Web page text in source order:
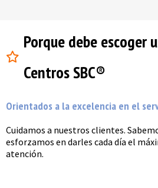
Porque debe escoger
Centros SBC®
Orientados a la excelencia en el
Cuidamos a nuestros clientes.
esforzamos en darles cada día el
atención.